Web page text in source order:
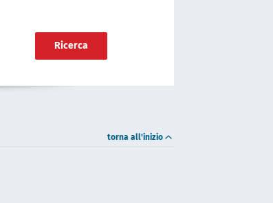
Ricerca
torna all'inizio